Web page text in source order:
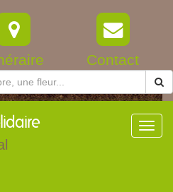
Contact